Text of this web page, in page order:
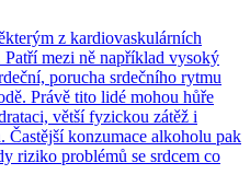
z kardiovaskulárních
mezi ně například vysoký
porucha srdečního rytmu
Právě tito lidé mohou hůře
větší fyzickou zátěž i
Častější konzumace alkoholu pak
riziko problémů se srdcem co